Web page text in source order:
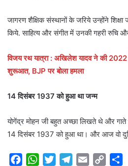
जागरण शैक्षिक संस्थानों के जरिये उन्होंने
किये. साहित्य और संगीत में उनकी गहरी रुचि
विजय रथ यात्रा : अखिलेश यादव ने की 2022
शुरूआत, BJP पर बोला हमला
14 दिसंबर 1937 को हुआ था जन्म
योगेंद्र मोहन जी बहुत अच्छा लिखते थे और
14 दिसंबर 1937 को हुआ था। और आज वो
W